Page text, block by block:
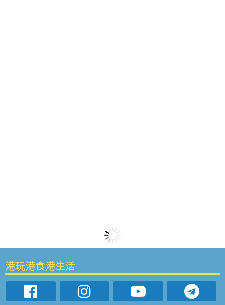
港玩港食港生活